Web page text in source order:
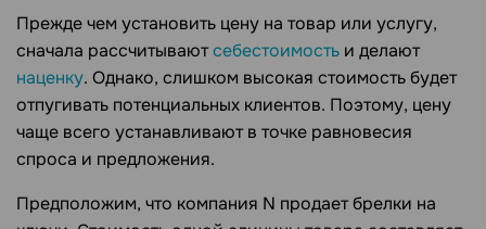
Прежде чем установить цену на товар или услугу,
сначала рассчитываютсебестоимость и делают
наценку. Однако, слишком высокая стоимость будет
отпугивать потенциальных клиентов. Поэтому, цену
чаще всего устанавливают в точке равновесия
спроса и предложения.
Предположим, что компания N продает брелки на